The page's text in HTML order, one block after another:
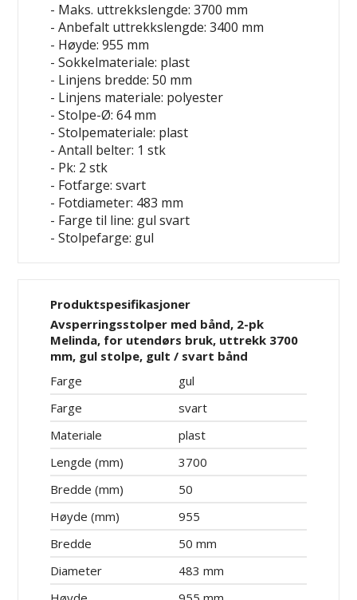
- Maks. uttrekkslengde: 3700 mm
- Anbefalt uttrekkslengde: 3400 mm
- Høyde: 955 mm
- Sokkelmateriale: plast
- Linjens bredde: 50 mm
- Linjens materiale: polyester
- Stolpe-Ø: 64 mm
- Stolpemateriale: plast
- Antall belter: 1 stk
- Pk: 2 stk
- Fotfarge: svart
- Fotdiameter: 483 mm
- Farge til line: gulsvart
- Stolpefarge: gul
Produktspesifikasjoner
Avsperringsstolper med bånd, 2-pk
Melinda, for utendørs bruk, uttrekk 3700
mm, gul stolpe, gult / svart bånd
Farge
gul
Farge
svart
Materiale
plast
Lengde (mm)
3700
Bredde (mm)
50
Høyde (mm)
955
Bredde
50 mm
Diameter
483 mm